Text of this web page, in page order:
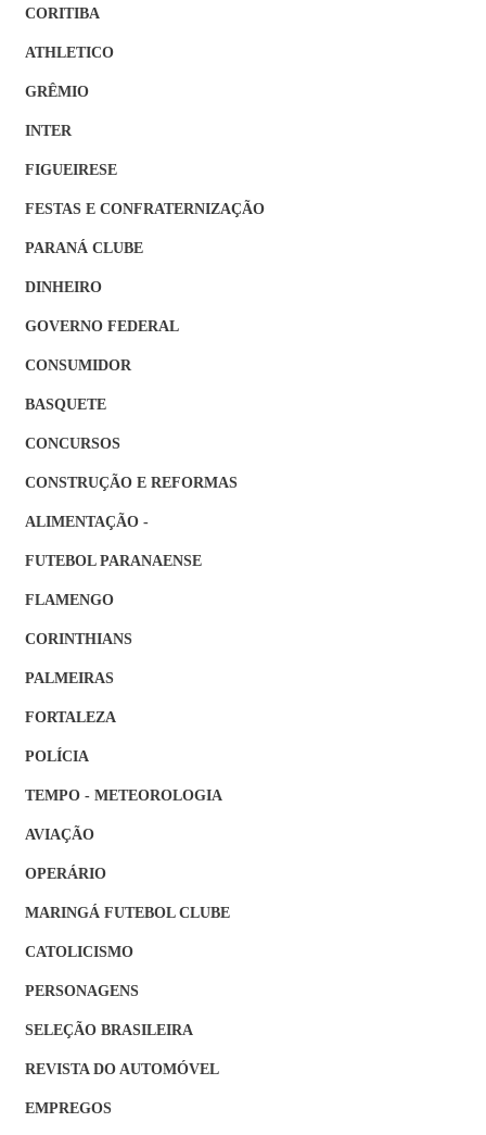
CORITIBA
ATHLETICO
GRÊMIO
INTER
FIGUEIRESE
FESTAS E CONFRATERNIZAÇÃO
PARANÁ CLUBE
DINHEIRO
GOVERNO FEDERAL
CONSUMIDOR
BASQUETE
CONCURSOS
CONSTRUÇÃO E REFORMAS
ALIMENTAÇÃO -
FUTEBOL PARANAENSE
FLAMENGO
CORINTHIANS
PALMEIRAS
FORTALEZA
POLÍCIA
TEMPO - METEOROLOGIA
AVIAÇÃO
OPERÁRIO
MARINGÁ FUTEBOL CLUBE
CATOLICISMO
PERSONAGENS
SELEÇÃO BRASILEIRA
REVISTA DO AUTOMÓVEL
EMPREGOS